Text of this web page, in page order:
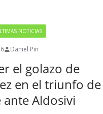
NOTICIAS
Daniel Pin
el golazo de
en el triunfo de
ante Aldosivi